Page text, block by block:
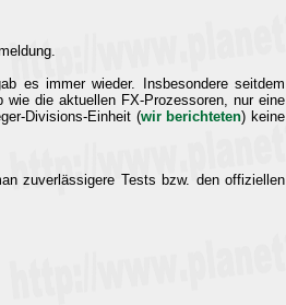
es immer wieder. Insbesondere seitdem
die aktuellen FX-Prozessoren, nur eine
Divisions-Einheit (wir berichteten) keine
zuverlässigere Tests bzw. den offiziellen